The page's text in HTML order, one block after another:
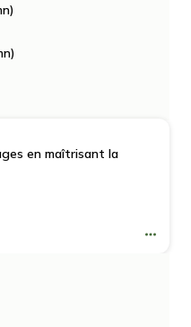
en maîtrisant la